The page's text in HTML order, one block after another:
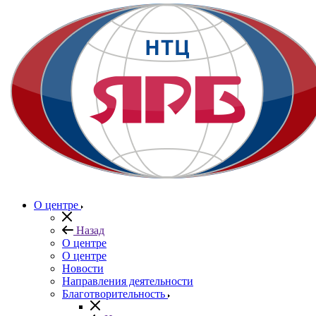
О центре
Назад
О центре
О центре
Новости
Направления деятельности
Благотворительность